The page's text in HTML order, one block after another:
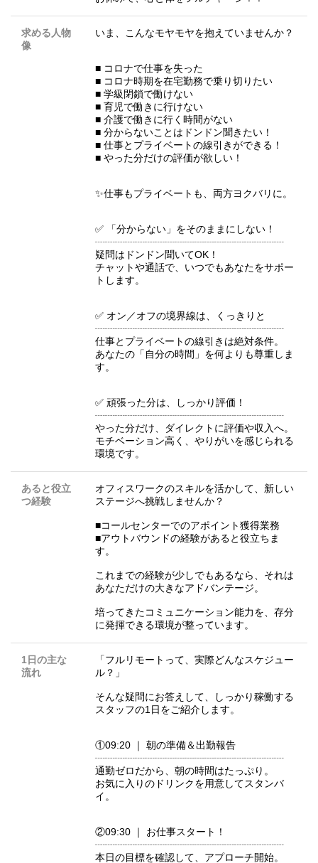
求める人物
像
いま、こんなモヤモヤを抱えていませんか？
■ コロナで仕事を失った
■ コロナ時期を在宅勤務で乗り切りたい
■ 学級閉鎖で働けない
■ 育児で働きに行けない
■ 介護で働きに行く時間がない
■ 分からないことはドンドン聞きたい！
■ 仕事とプライベートの線引きができる！
■ やった分だけの評価が欲しい！
✨仕事もプライベートも、両方ヨクバリに。
✅ 「分からない」をそのままにしない！
┈┈┈┈┈┈┈┈┈┈┈┈┈┈┈┈┈┈┈
疑問はドンドン聞いてOK！
チャットや通話で、いつでもあなたをサポー
トします。
✅ オン／オフの境界線は、くっきりと
┈┈┈┈┈┈┈┈┈┈┈┈┈┈┈┈┈┈┈
仕事とプライベートの線引きは絶対条件。
あなたの「自分の時間」を何よりも尊重しま
す。
✅ 頑張った分は、しっかり評価！
┈┈┈┈┈┈┈┈┈┈┈┈┈┈┈┈┈┈┈
やった分だけ、ダイレクトに評価や収入へ。
モチベーション高く、やりがいを感じられる
環境です。
あると役立
つ経験
オフィスワークのスキルを活かして、新しい
ステージへ挑戦しませんか？
■コールセンターでのアポイント獲得業務
■アウトバウンドの経験があると役立ちま
す。
これまでの経験が少しでもあるなら、それは
あなただけの大きなアドバンテージ。
培ってきたコミュニケーション能力を、存分
に発揮できる環境が整っています。
1日の主な
流れ
「フルリモートって、実際どんなスケジュー
ル？」
そんな疑問にお答えして、しっかり稼働する
スタッフの1日をご紹介します。
①09:20 ｜ 朝の準備＆出勤報告
┈┈┈┈┈┈┈┈┈┈┈┈┈┈┈┈┈┈┈
通勤ゼロだから、朝の時間はたっぷり。
お気に入りのドリンクを用意してスタンバ
イ。
②09:30 ｜ お仕事スタート！
┈┈┈┈┈┈┈┈┈┈┈┈┈┈┈┈┈┈┈
本日の目標を確認して、アプローチ開始。